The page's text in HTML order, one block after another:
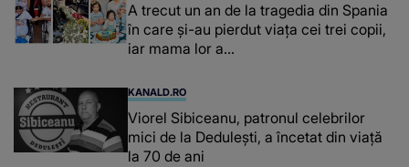
A trecut un an de la tragedia din Spania
în care și-au pierdut viața cei trei copii,
iar mama lor a…
KANALD.RO
Viorel Sibiceanu, patronul celebrilor
mici de la Dedulești, a încetat din viață
la 70 de ani